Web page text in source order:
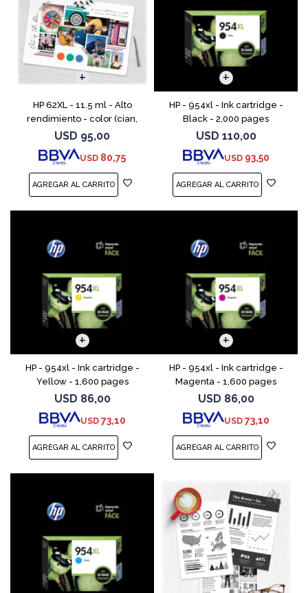
HP 62XL - 11.5 ml - Alto
rendimiento - color (cian,
magenta, amarillo) - original
- cartucho de tinta - para
ENVY 55XX, 56XX, 76
USD 95,00
USD 80,75
HP - 954xl - Ink cartridge -
Black - 2,000 pages
USD 110,00
USD 93,50
HP - 954xl - Ink cartridge -
Yellow - 1,600 pages
USD 86,00
USD 73,10
HP - 954xl - Ink cartridge -
Magenta - 1,600 pages
USD 86,00
USD 73,10